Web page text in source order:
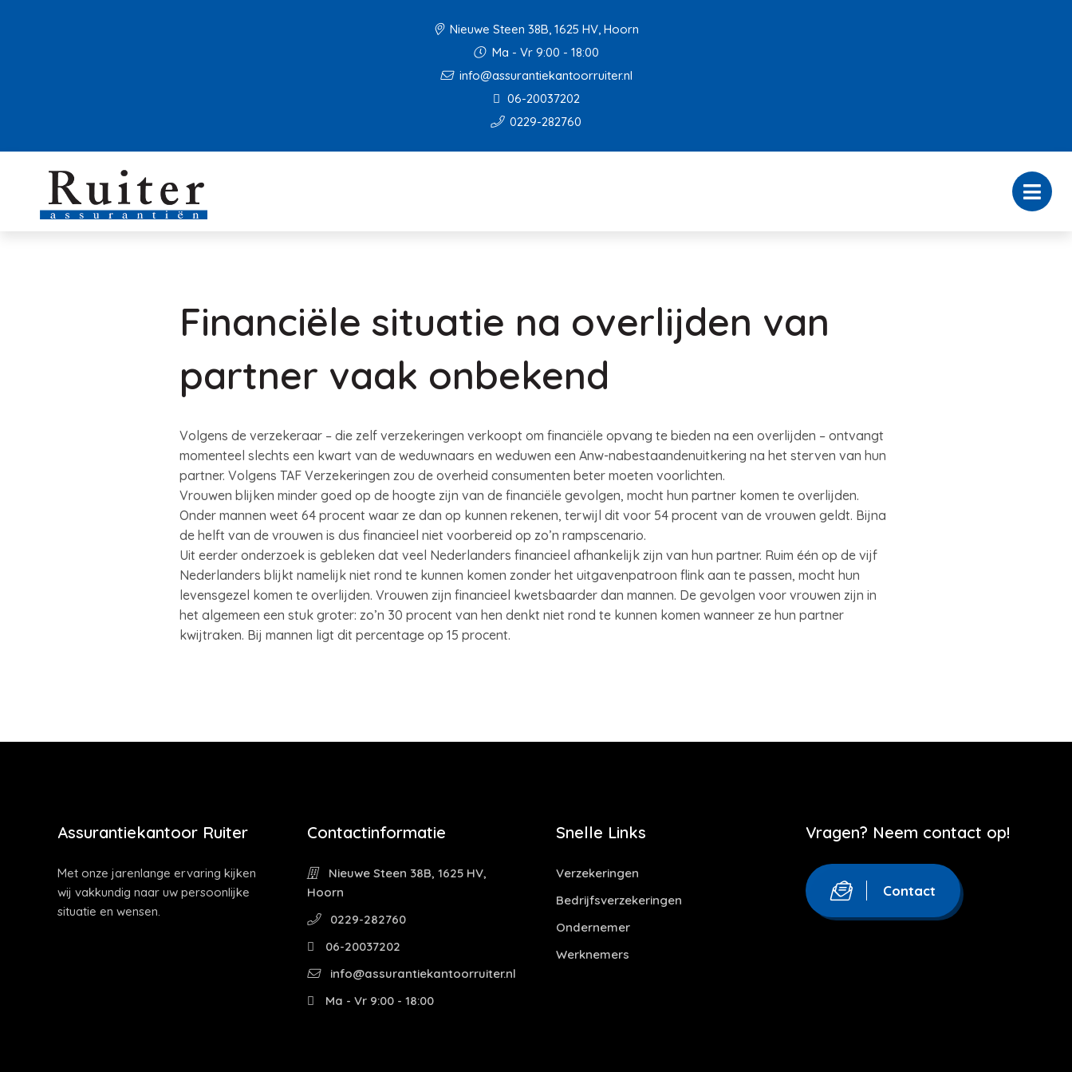
Nieuwe Steen 38B, 1625 HV, Hoorn
Ma - Vr 9:00 - 18:00
info@assurantiekantoorruiter.nl
06-20037202
0229-282760
Financiële situatie na overlijden van
partner vaak onbekend
Volgens de verzekeraar – die zelf verzekeringen verkoopt om financiële opvang te bieden na een overlijden – ontvangt
momenteel slechts een kwart van de weduwnaars en weduwen een Anw-nabestaandenuitkering na het sterven van hun
partner. Volgens TAF Verzekeringen zou de overheid consumenten beter moeten voorlichten.
Vrouwen blijken minder goed op de hoogte zijn van de financiële gevolgen, mocht hun partner komen te overlijden.
Onder mannen weet 64 procent waar ze dan op kunnen rekenen, terwijl dit voor 54 procent van de vrouwen geldt. Bijna
de helft van de vrouwen is dus financieel niet voorbereid op zo’n rampscenario.
Uit eerder onderzoek is gebleken dat veel Nederlanders financieel afhankelijk zijn van hun partner. Ruim één op de vijf
Nederlanders blijkt namelijk niet rond te kunnen komen zonder het uitgavenpatroon flink aan te passen, mocht hun
levensgezel komen te overlijden. Vrouwen zijn financieel kwetsbaarder dan mannen. De gevolgen voor vrouwen zijn in
het algemeen een stuk groter: zo’n 30 procent van hen denkt niet rond te kunnen komen wanneer ze hun partner
kwijtraken. Bij mannen ligt dit percentage op 15 procent.
Assurantiekantoor Ruiter
Met onze jarenlange ervaring kijken
wij vakkundig naar uw persoonlijke
situatie en wensen.
Contactinformatie
Nieuwe Steen 38B, 1625 HV,
Hoorn
0229-282760
06-20037202
info@assurantiekantoorruiter.nl
Ma - Vr 9:00 - 18:00
Snelle Links
Verzekeringen
Bedrijfsverzekeringen
Ondernemer
Werknemers
Vragen? Neem contact op!
Contact